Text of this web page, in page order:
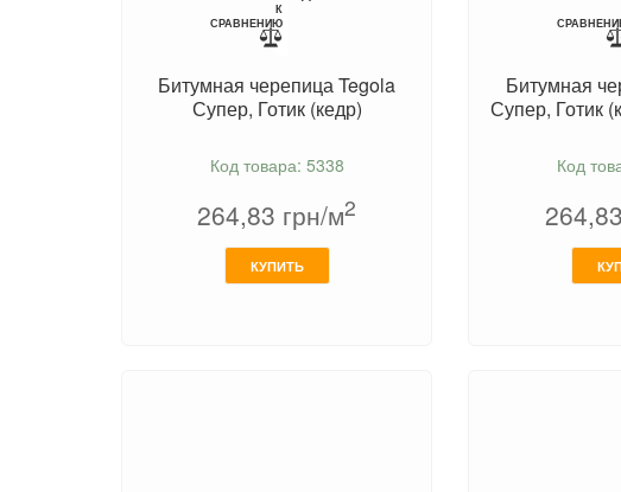
К
СРАВНЕНИЮ
Битумная черепица Tegola
Супер, Готик (кедр)
Код товара: 5338
264,83 грн/м2
КУПИТЬ
Битумная
Супер, Готик
Код
264,83